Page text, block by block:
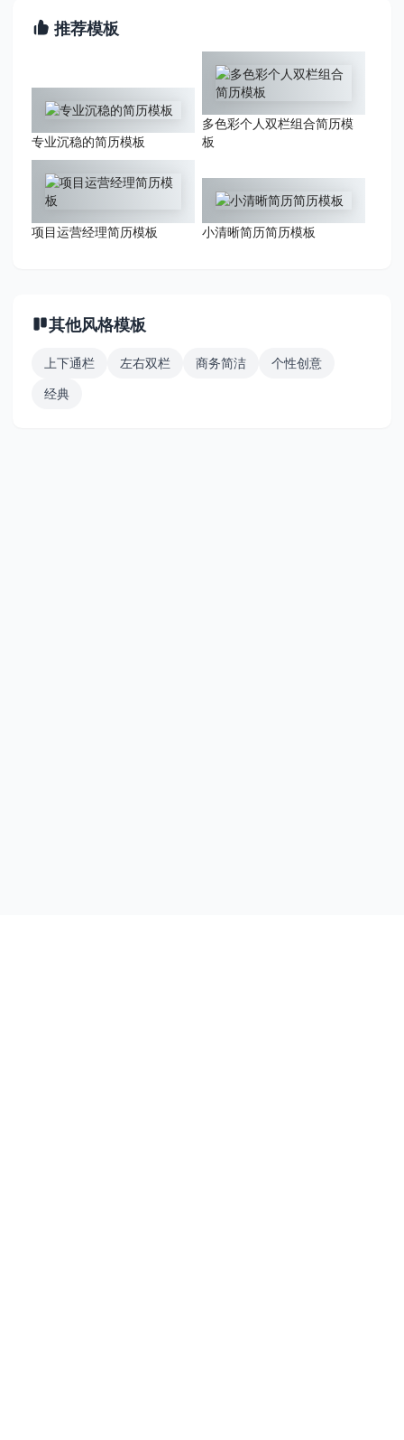
推荐模板
专业沉稳的简历模板
多色彩个人双栏组合简历模
板
项目运营经理简历模板 小清晰简历简历模板
其他风格模板
上下通栏 左右双栏 商务简洁
个性创意
经典